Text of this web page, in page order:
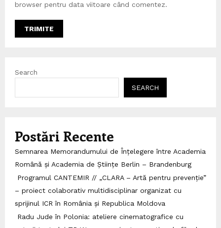
browser pentru data viitoare când comentez.
Search
SEARCH
Postări Recente
Semnarea Memorandumului de Înțelegere între Academia
Română și Academia de Științe Berlin – Brandenburg
Programul CANTEMIR // „CLARA – Artă pentru prevenție”
– proiect colaborativ multidisciplinar organizat cu
sprijinul ICR în România și Republica Moldova
Radu Jude în Polonia: ateliere cinematografice cu